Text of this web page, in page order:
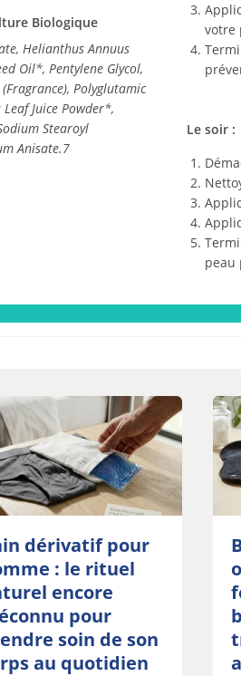
Biologique
Helianthus Annuus
Oil*, Pentylene Glycol,
Polyglutamic
Juice Powder*,
Stearoyl
Anisate.7
votre
Le soir :
peau
dérivatif pour
: le rituel
encore
pour
soin de son
au quotidien